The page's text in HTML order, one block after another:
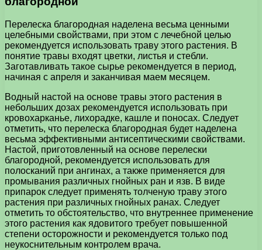
Перелеска благородная наделена весьма ценными
целебными свойствами, при этом с лечебной целью
рекомендуется использовать траву этого растения. В
понятие травы входят цветки, листья и стебли.
Заготавливать такое сырье рекомендуется в период,
начиная с апреля и заканчивая маем месяцем.
Водный настой на основе травы этого растения в
небольших дозах рекомендуется использовать при
кровохарканье, лихорадке, кашле и поносах. Следует
отметить, что перелеска благородная будет наделена
весьма эффективными антисептическими свойствами.
Настой, приготовленный на основе перелески
благородной, рекомендуется использовать для
полосканий при ангинах, а также применяется для
промывания различных гнойных ран и язв. В виде
припарок следует применять толченую траву этого
растения при различных гнойных ранах. Следует
отметить то обстоятельство, что внутреннее применение
этого растения как ядовитого требует повышенной
степени осторожности и рекомендуется только под
неукоснительным контролем врача.